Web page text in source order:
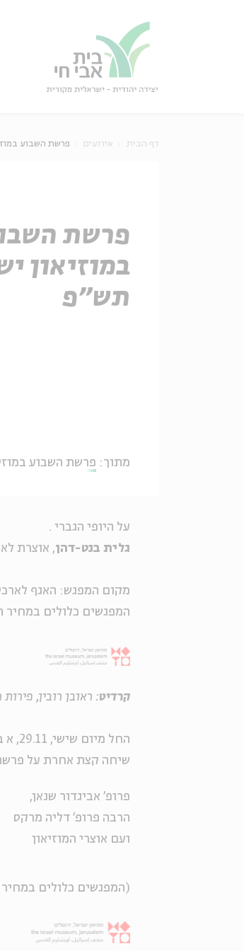
דף הבית אירועים פרשת השבוע
פרשת
במוזיאון
תש"פ
מתוך: פרשת השבוע
על היופי הגברי .
גלית בנט-דהן, אוצרת
מקום המפגש: האגף
המפגשים כלולים במחיר
קרדיט: ראובן רובין, פירות
החל מיום שישי, 29.11, א בכסלו בשעה 11:00
שיחה קצת אחרת על
פרופ' אביגדור שנאן,
הרבה פרופ' דליה מרקס
ועם אוצרי המוזיאון
(המפגשים כלולים במחיר